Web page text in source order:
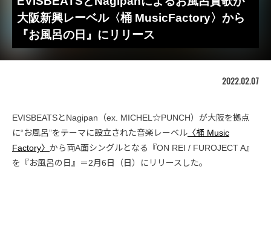
大阪新興レーベル〈桶 MusicFactory〉から
『お風呂の日』にリリース
2022.02.07
EVISBEATSとNagipan（ex. MICHEL☆PUNCH）が大阪を拠点
に“お風呂”をテーマに設立された音楽レーベル 〈桶 Music
Factory〉 から両A面シングルとなる『ON REI / FUROJECT A』
を『お風呂の日』＝2月6日（日）にリリースした。